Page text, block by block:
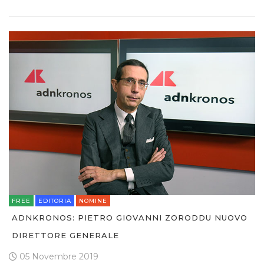
FREE EDITORIA NOMINE
ADNKRONOS: PIETRO GIOVANNI ZORODDU NUOVO
DIRETTORE GENERALE
05 Novembre 2019